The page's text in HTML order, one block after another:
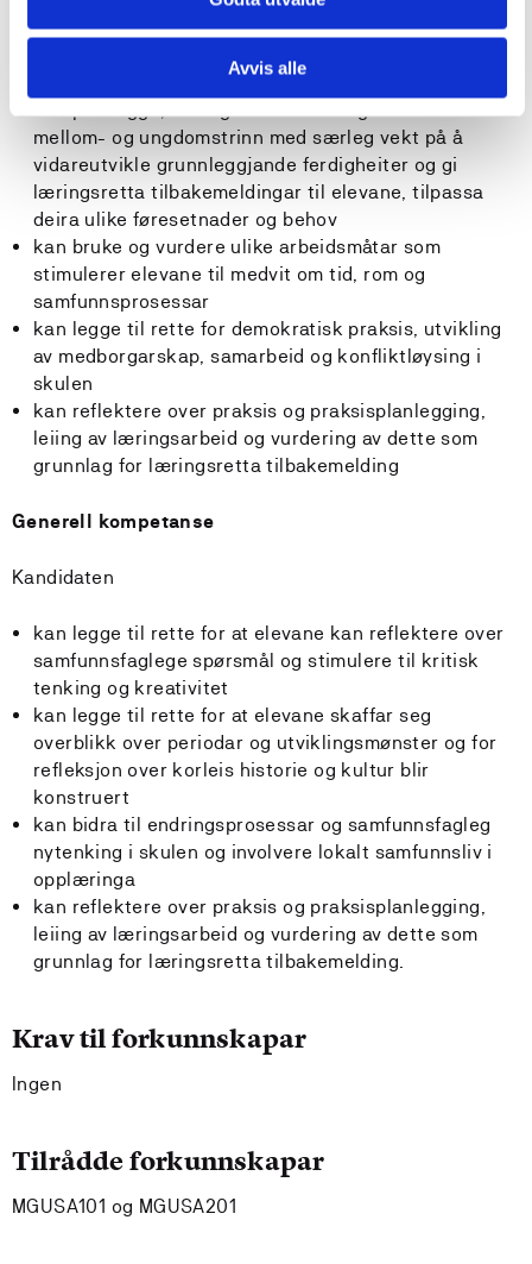
Avvis alle
kan finne, vurdere og tolke ulike typar data og kjelder,
og bruke dette i eige FOU-arbeid og til å utvikle
elevane sin kritiske kompetanse og kreativitet
mellom- og ungdomstrinn med særleg vekt på å
vidareutvikle grunnleggjande ferdigheiter og gi
læringsretta tilbakemeldingar til elevane, tilpassa
deira ulike føresetnader og behov
kan bruke og vurdere ulike arbeidsmåtar som
stimulerer elevane til medvit om tid, rom og
samfunnsprosessar
kan legge til rette for demokratisk praksis, utvikling
av medborgarskap, samarbeid og konfliktløysing i
skulen
kan reflektere over praksis og praksisplanlegging,
leiing av læringsarbeid og vurdering av dette som
grunnlag for læringsretta tilbakemelding
Generell kompetanse
Kandidaten
kan legge til rette for at elevane kan reflektere over
samfunnsfaglege spørsmål og stimulere til kritisk
tenking og kreativitet
kan legge til rette for at elevane skaffar seg
overblikk over periodar og utviklingsmønster og for
refleksjon over korleis historie og kultur blir
konstruert
kan bidra til endringsprosessar og samfunnsfagleg
nytenking i skulen og involvere lokalt samfunnsliv i
opplæringa
kan reflektere over praksis og praksisplanlegging,
leiing av læringsarbeid og vurdering av dette som
grunnlag for læringsretta tilbakemelding.
Krav til forkunnskapar
Ingen
Tilrådde forkunnskapar
MGUSA101 og MGUSA201